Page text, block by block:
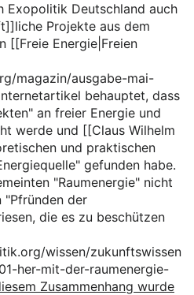
Exopolitik Deutschland auch
Projekte aus dem
[[Freie Energie|Freien
magazin/ausgabe-mai-
behauptet, dass
an freier Energie und
werde und [[Claus Wilhelm
und praktischen
gefunden habe.
"Raumenergie" nicht
"Pfründen der
die es zu beschützen
wissen/zukunftswissen
her-mit-der-raumenergie-
Zusammenhang wurde